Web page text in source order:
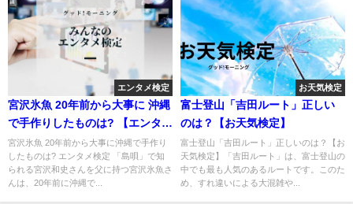
エンタメ検定
宮沢氷魚 20年前から大事に 沖縄
で手作りしたものは? 【エンタメ
検定】
宮沢氷魚 20年前から大事に沖縄で手作り
したものは? エンタメ検定 「島唄」で知
られる宮沢和史さんを父に持つ宮沢氷魚さ
んは、20年前に沖縄で...
お天気検定
富士登山「吉田ルート」正しい
のは？【お天気検定】
富士登山「吉田ルート」正しいのは？【お
天気検定】「吉田ルート」は、富士登山の
中でも最も人気のあるルートです。このた
め、すれ違いによる大混雑や...